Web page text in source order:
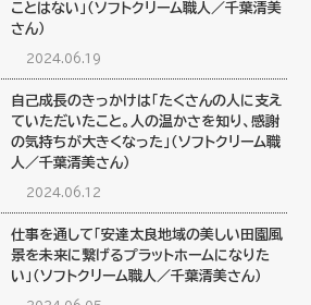
ことはない」（ソフトクリーム職人／千葉清美
さん）
2024.06.19
自己成長のきっかけは「たくさんの人に支え
ていただいたこと。人の温かさを知り、感謝
の気持ちが大きくなった」（ソフトクリーム職
人／千葉清美さん）
2024.06.12
仕事を通して「安達太良地域の美しい田園風
景を未来に繋げるプラットホームになりた
い」（ソフトクリーム職人／千葉清美さん）